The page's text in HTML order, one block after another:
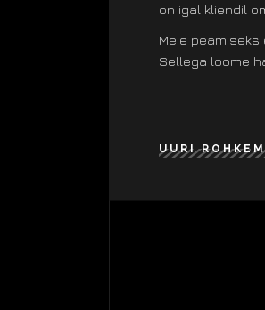
on igal kliendil
Meie peamiseks
Sellega loome
UURI ROHKEM